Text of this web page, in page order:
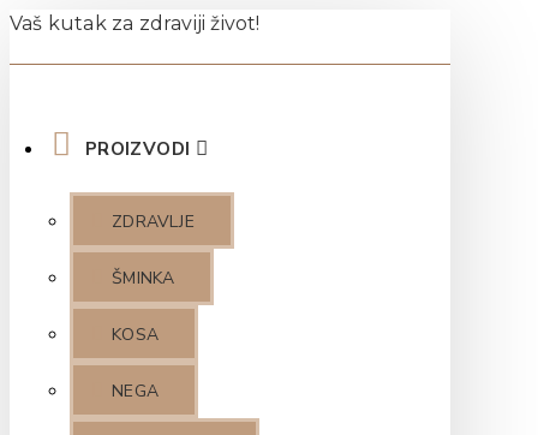
Vaš kutak za zdraviji život!
PROIZVODI
ZDRAVLJE
ŠMINKA
KOSA
NEGA